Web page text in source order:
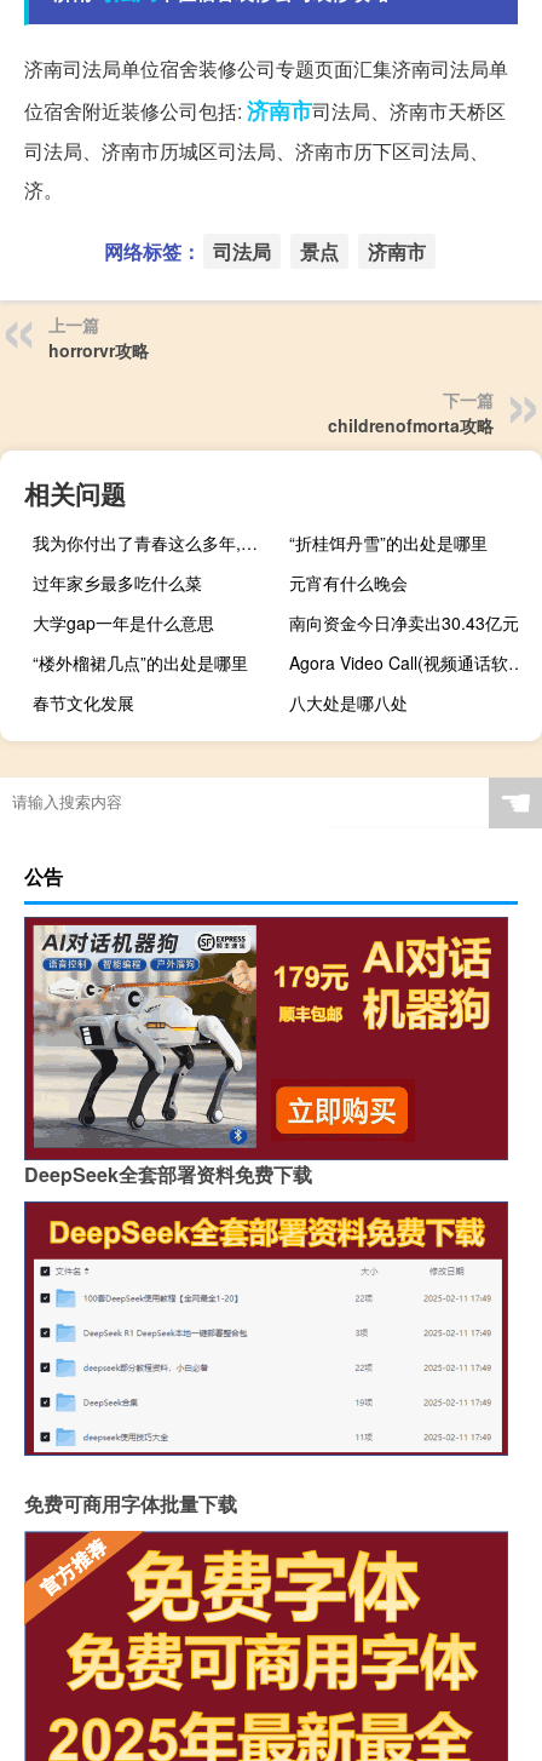
济南司法局单位宿舍装修公司专题页面汇集济南司法局单
位宿舍附近装修公司包括: 济南市司法局、济南市天桥区
司法局、济南市历城区司法局、济南市历下区司法局、
济。
网络标签： 司法局 景点 济南市
上一篇
horrorvr攻略
下一篇
childrenofmorta攻略
相关问题
我为你付出了青春这么多年,却换来一句谢谢你的成全出自哪首歌 我为你付出的青春这么多年
“折桂饵丹雪”的出处是哪里
过年家乡最多吃什么菜
元宵有什么晚会
大学gap一年是什么意思
南向资金今日净卖出30.43亿元
“楼外榴裙几点”的出处是哪里
Agora Video Call(视频通话软件) V1.2 绿色版（Agora Video Call(视频通话软件) V1.2 绿色版功能简介）
春节文化发展
八大处是哪八处
☚
公告
DeepSeek全套部署资料免费下载
免费可商用字体批量下载